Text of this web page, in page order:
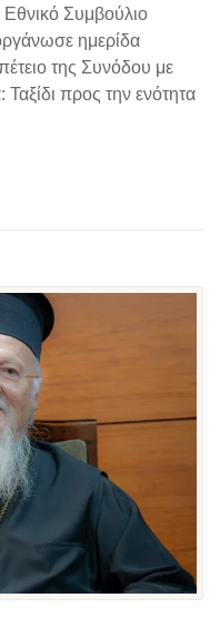
Εθνικό Συμβούλιο
ημερίδα
της Συνόδου με
προς την ενότητα